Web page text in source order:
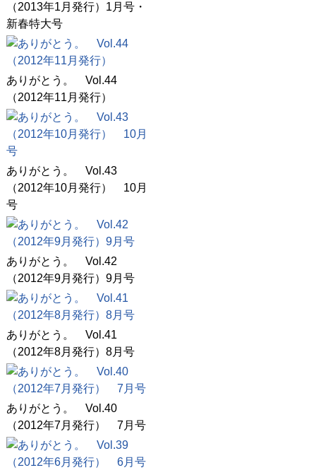
（2013年1月発行）1月号・
新春特大号
ありがとう。 Vol.44
（2012年11月発行）
ありがとう。 Vol.43
（2012年10月発行） 10月
号
ありがとう。 Vol.42
（2012年9月発行）9月号
ありがとう。 Vol.41
（2012年8月発行）8月号
ありがとう。 Vol.40
（2012年7月発行） 7月号